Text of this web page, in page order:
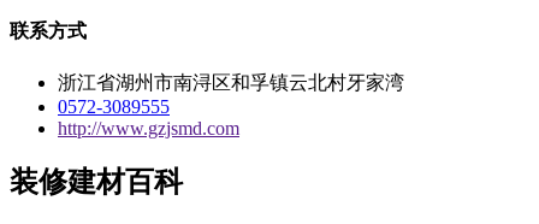
联系方式
浙江省湖州市南浔区和孚镇云北村牙家湾
0572-3089555
http://www.gzjsmd.com
装修建材百科